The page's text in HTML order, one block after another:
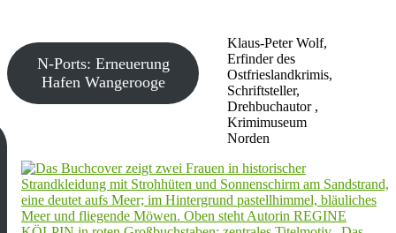
Klaus-Peter Wolf,
Erfinder des
Ostfrieslandkrimis,
Schriftsteller,
Drehbuchautor ,
Krimimuseum
Norden
N-Ports: Erneuerung
Hafen Wangerooge